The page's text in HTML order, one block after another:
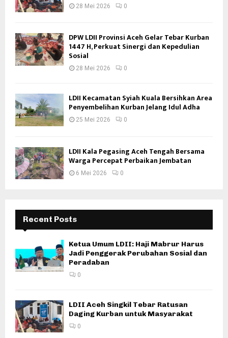
28 Mei 2026 0
DPW LDII Provinsi Aceh Gelar Tebar Kurban
1447 H, Perkuat Sinergi dan Kepedulian
Sosial
28 Mei 2026 0
LDII Kecamatan Syiah Kuala Bersihkan Area
Penyembelihan Kurban Jelang Idul Adha
25 Mei 2026 0
LDII Kala Pegasing Aceh Tengah Bersama
Warga Percepat Perbaikan Jembatan
6 Mei 2026 0
Recent Posts
Ketua Umum LDII: Haji Mabrur Harus
Jadi Penggerak Perubahan Sosial dan
Peradaban
0
LDII Aceh Singkil Tebar Ratusan
Daging Kurban untuk Masyarakat
0